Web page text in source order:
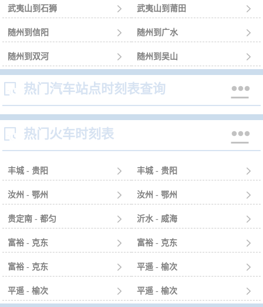
武夷山到石狮  武夷山到莆田 
随州到信阳  随州到广水 
随州到双河  随州到吴山 
 热门汽车站点时刻表查询 
 热门火车时刻表 
丰城 - 贵阳  丰城 - 贵阳 
汝州 - 鄂州  汝州 - 鄂州 
贵定南 - 都匀  沂水 - 威海 
富裕 - 克东  富裕 - 克东 
富裕 - 克东  平遥 - 榆次 
平遥 - 榆次  平遥 - 榆次 